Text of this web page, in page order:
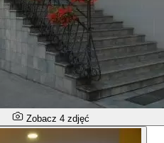
Zobacz 4 zdjęć